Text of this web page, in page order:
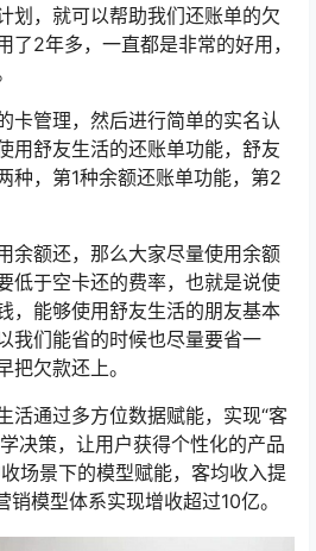
划，就可以帮助我们还账单的欠
了2年多，一直都是非常的好用，
卡管理，然后进行简单的实名认
用舒友生活的还账单功能，舒友
种，第1种余额还账单功能，第2
余额还，那么大家尽量使用余额
低于空卡还的费率，也就是说使
，能够使用舒友生活的朋友基本
我们能省的时候也尽量要省一
把欠款还上。
活通过多方位数据赋能，实现“客
决策，让用户获得个性化的产品
场景下的模型赋能，客均收入提
模型体系实现增收超过10亿。